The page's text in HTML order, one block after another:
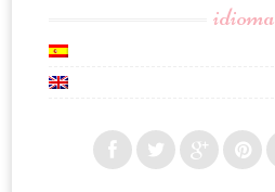
idioma